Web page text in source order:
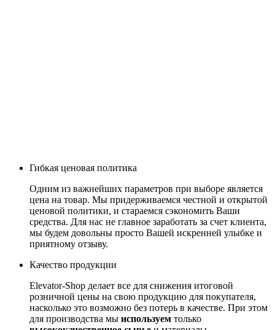
Гибкая ценовая политика
Одним из важнейших параметров при выборе является
цена на товар. Мы придерживаемся честной и открытой
ценовой политики, и стараемся сэкономить Ваши
средства. Для нас не главное заработать за счет клиента,
мы будем довольны просто Вашей искренней улыбке и
приятному отзыву.
Качество продукции
Elevator-Shop делает все для снижения итоговой
розничной цены на свою продукцию для покупателя,
насколько это возможно без потерь в качестве. При этом
для производства мы используем только